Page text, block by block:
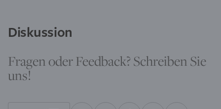
Diskussion
Fragen oder Feedback? Schreiben Sie
uns!